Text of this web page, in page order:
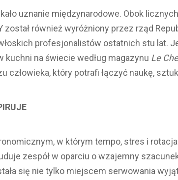
uznanie międzynarodowe. Obok
został również wyróżniony przez rząd
profesjonalistów ostatnich stu lat.
na świecie według magazynu Le
człowieka, który potrafi łączyć naukę,
w którym tempo, stres i
zespół w oparciu o wzajemny
się nie tylko miejscem serwowania